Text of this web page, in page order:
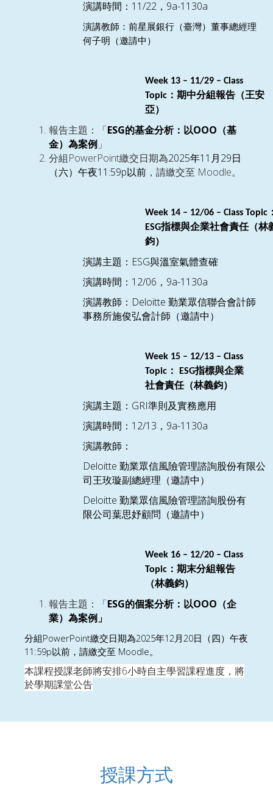
演講時間： 11/22 ， 9a-1130a
演講教師：前星展銀行（臺灣）董事總經理
何子明（邀請中）
Week 13 – 11/29 – Class
Topic ：期中分組報告（王安
亞）
報告主題：「 ESG的基金分析：以OOO （基
金）為案例 」
分組 PowerPoint繳交日期為2025年11 月 29 日
（六）午夜11:59p 以前 ，請繳交至 Moodle。
Week 14 – 12/06 – Class Topic
ESG指標與企業社會責任（林
鈞）
演講主題： ESG與溫室氣體查確
演講時間： 12/06 ， 9a-1130a
演講教師： Deloitte 勤業眾信聯合會計師
事務所施俊弘會計師（邀請中）
Week 15 – 12/13 – Class
Topic ： ESG指標與企業
社會責任（林義鈞）
演講主題： GRI準則及實務應用
演講時間： 12/13 ， 9a-1130a
演講教師：
Deloitte 勤業眾信風險管理諮詢股份有限公
司王玫璇副總經理（邀請中）
Deloitte 勤業眾信風險管理諮詢股份有
限公司葉思妤顧問（邀請中）
Week 16 – 12/20 – Class
Topic ：期末分組報告
（林義鈞）
報告主題：「 ESG的個案分析：以OOO （企
業）為案例」
分組 PowerPoint繳交日期為2025年12月 20日（四）午夜
11:59p以前 ，請繳交至 Moodle。
本課程授課老師將安排6小時自主學習課程進度，將
於學期課堂公告
授課方式